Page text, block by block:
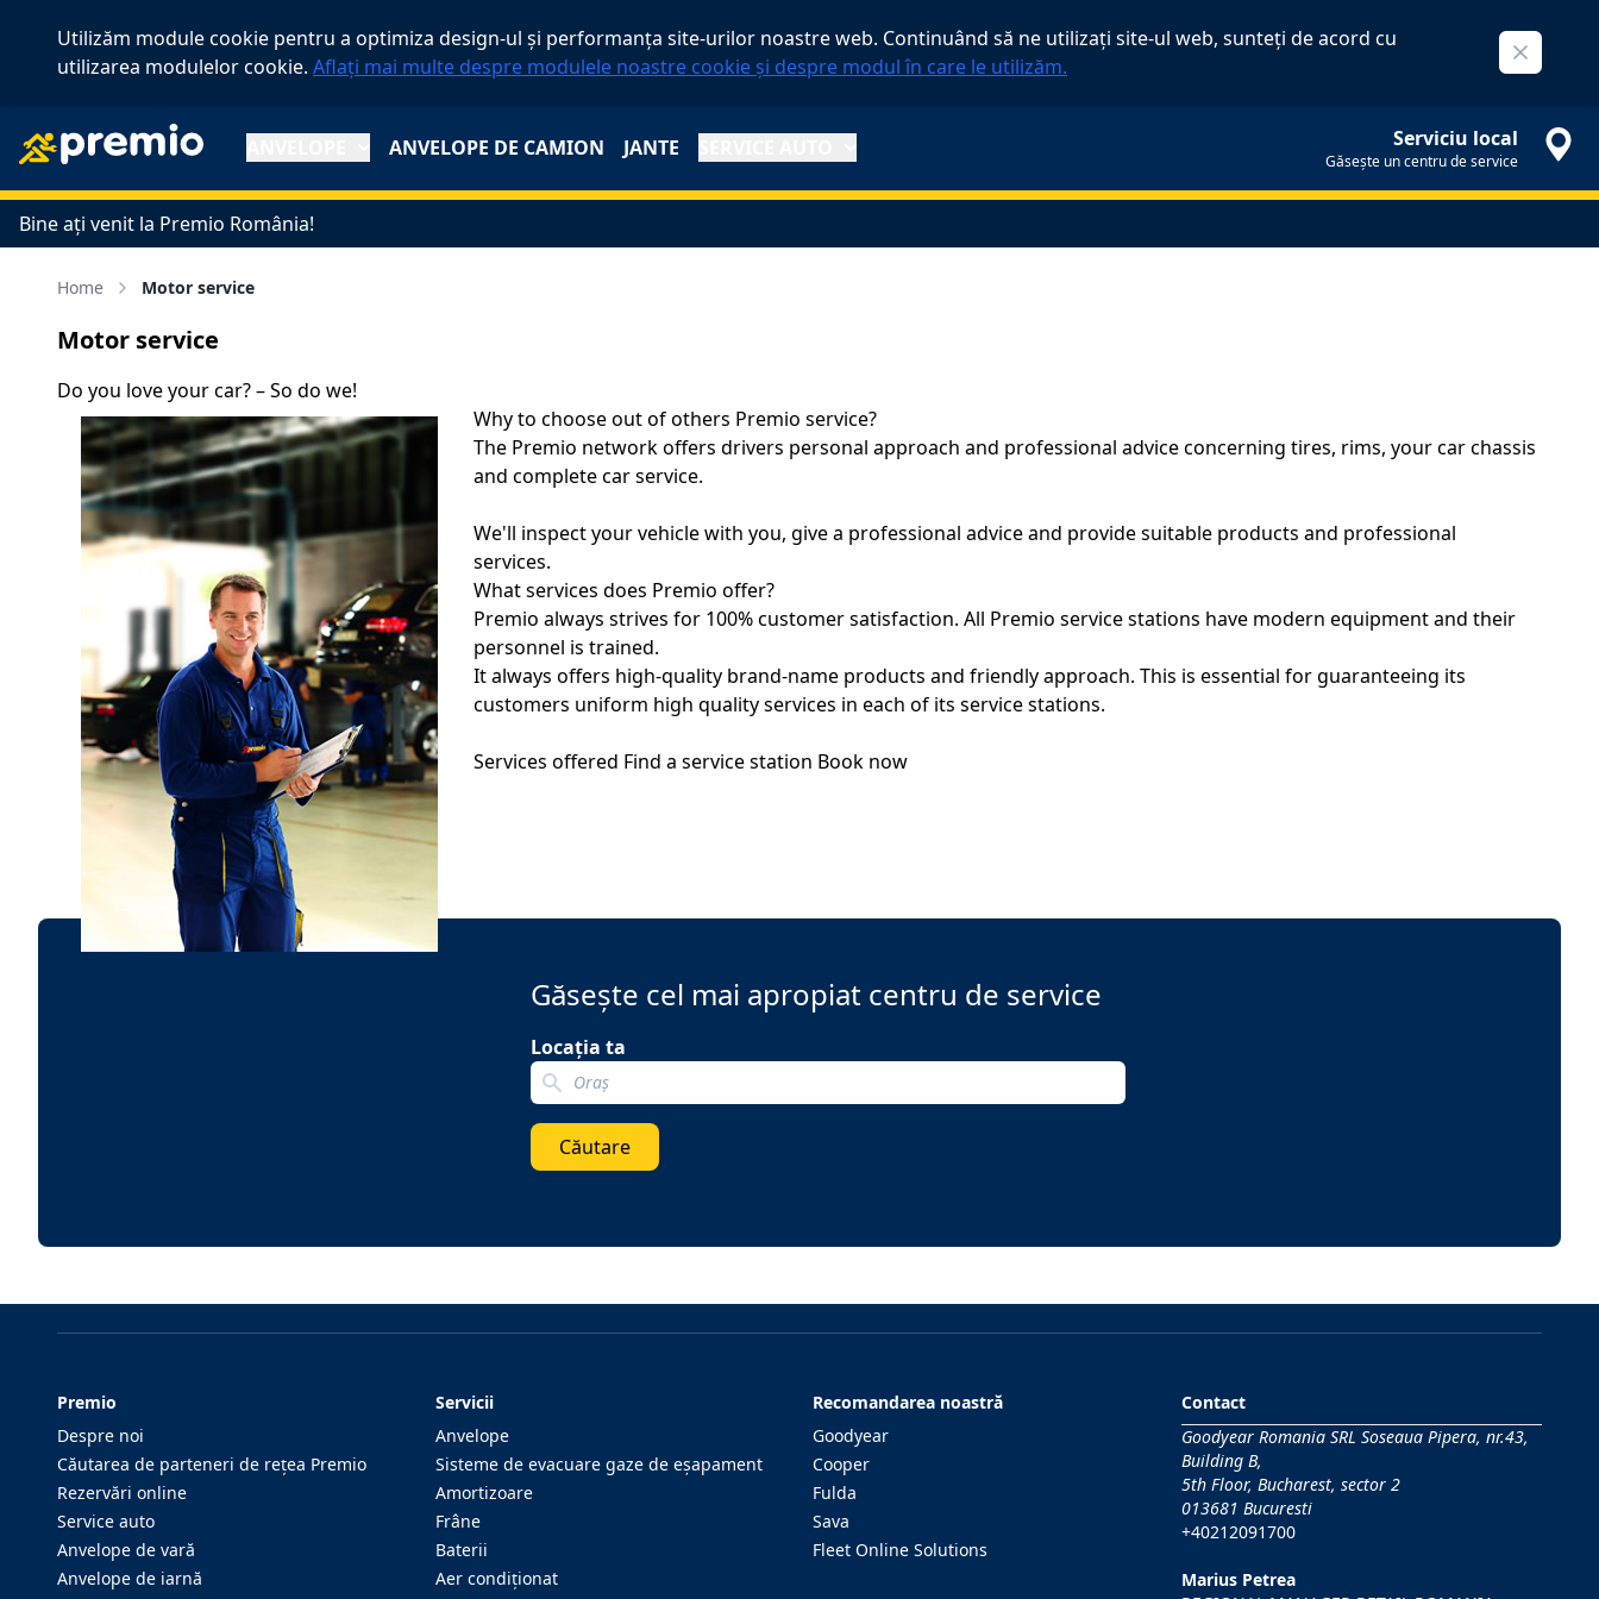
Utilizăm module cookie pentru a optimiza design-ul și performanța site-urilor noastre web. Continuând să ne utilizați site-ul web, sunteți de acord cu
utilizarea modulelor cookie. Aflați mai multe despre modulele noastre cookie și despre modul în care le utilizăm. Close
Serviciu local
Găsește un centru de service
ANVELOPE DE CAMION JANTE
Bine ați venit la Premio România!
Home Motor service
Motor service
Do you love your car? – So do we!
Why to choose out of others Premio service?
The Premio network offers drivers personal approach and professional advice concerning tires, rims, your car chassis
and complete car service.
We'll inspect your vehicle with you, give a professional advice and provide suitable products and professional
services.
What services does Premio offer?
Premio always strives for 100% customer satisfaction. All Premio service stations have modern equipment and their
personnel is trained.
It always offers high-quality brand-name products and friendly approach. This is essential for guaranteeing its
customers uniform high quality services in each of its service stations.
Services offered Find a service station Book now
Găsește cel mai apropiat centru de service
Locația ta
Search localization
Căutare
Premio
Despre noi
Căutarea de parteneri de reţea Premio
Rezervări online
Service auto
Anvelope de vară
Anvelope de iarnă
Servicii
Anvelope
Sisteme de evacuare gaze de eşapament
Amortizoare
Frâne
Baterii
Aer condiţionat
Recomandarea noastră
Goodyear
Cooper
Fulda
Sava
Fleet Online Solutions
Contact
Goodyear Romania SRL Soseaua Pipera, nr.43,
Building B,
5th Floor, Bucharest, sector 2
013681 Bucuresti
+40212091700
Marius Petrea